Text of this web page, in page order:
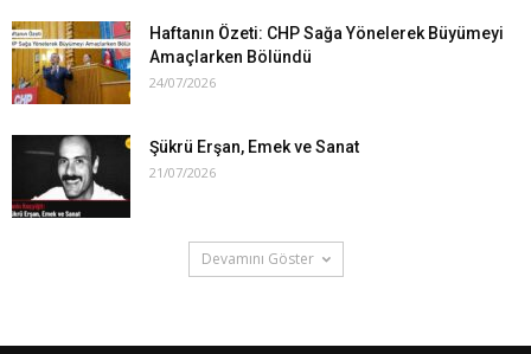
Haftanın Özeti: CHP Sağa Yönelerek Büyümeyi
Amaçlarken Bölündü
24/07/2026
Şükrü Erşan, Emek ve Sanat
21/07/2026
Devamını Göster